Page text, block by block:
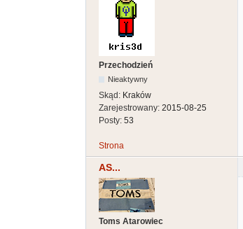
Przechodzień
Nieaktywny
Skąd: Kraków
Zarejestrowany: 2015-08-25
Posty: 53
Strona
AS...
Toms Atarowiec